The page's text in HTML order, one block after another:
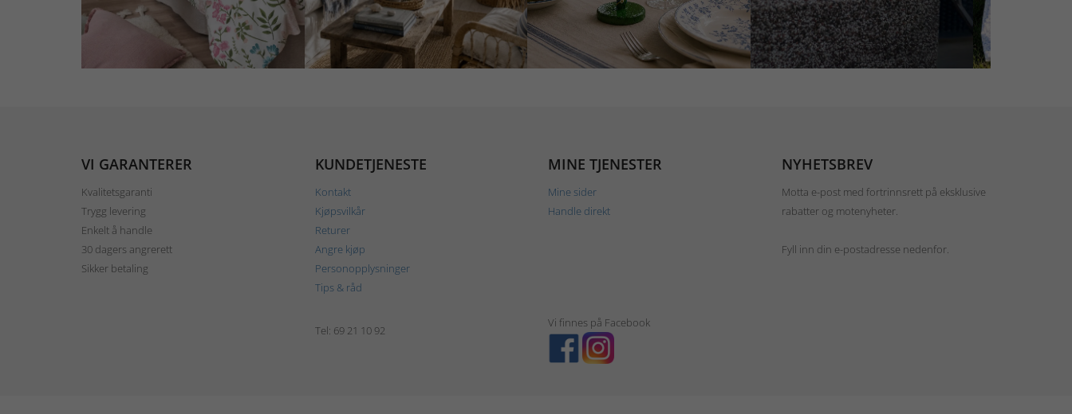
VI GARANTERER
Kvalitetsgaranti
Trygg levering
Enkelt å handle
30 dagers angrerett
Sikker betaling
KUNDETJENESTE
Kontakt
Kjøpsvilkår
Returer
Angre kjøp
Personopplysninger
Tips & råd
MINE TJENESTER
Mine sider
Handle direkt
NYHETSBREV
Motta e-post med fortrinnsrett på eksklusive
rabatter og motenyheter.
Fyll inn din e-postadresse nedenfor.
Tel: 69 21 10 92
Vi finnes på Facebook